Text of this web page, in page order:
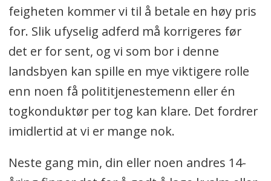
feigheten kommer vi til å betale en høy pris
for. Slik ufyselig adferd må korrigeres før
det er for sent, og vi som bor i denne
landsbyen kan spille en mye viktigere rolle
enn noen få polititjenestemenn eller én
togkonduktør per tog kan klare. Det fordrer
imidlertid at vi er mange nok.
Neste gang min, din eller noen andres 14-